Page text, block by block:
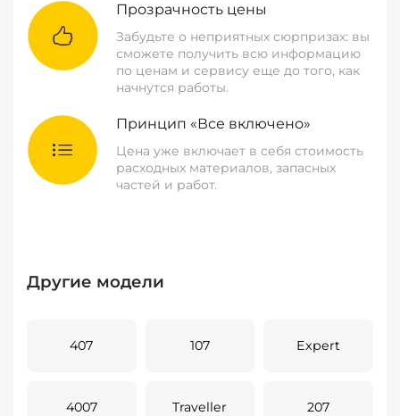
Прозрачность цены
Забудьте о неприятных сюрпризах: вы
сможете получить всю информацию
по ценам и сервису еще до того, как
начнутся работы.
Принцип «Все включено»
Цена уже включает в себя стоимость
расходных материалов, запасных
частей и работ.
Другие модели
407 107 Expert
4007 Traveller 207